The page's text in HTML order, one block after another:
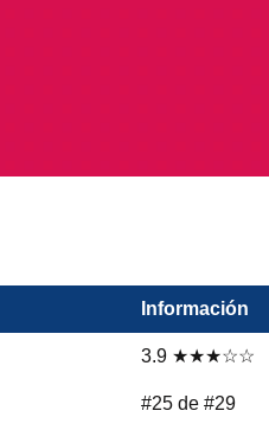
Información
3.9 ★★★☆☆
#25 de #29